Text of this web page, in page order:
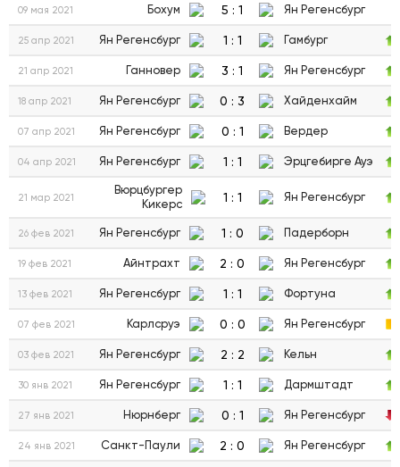
09 мая 2021 Бохум 5 : 1 Ян Регенсбург
25 апр 2021 Ян Регенсбург 1 : 1 Гамбург
21 апр 2021 Ганновер 3 : 1 Ян Регенсбург
18 апр 2021 Ян Регенсбург 0 : 3 Хайденхайм
07 апр 2021 Ян Регенсбург 0 : 1 Вердер
04 апр 2021 Ян Регенсбург 1 : 1 Эрцгебирге Ауэ
21 мар 2021
Вюрцбургер
Кикерс
1 : 1 Ян Регенсбург
26 фев 2021 Ян Регенсбург 1 : 0 Падерборн
19 фев 2021 Айнтрахт 2 : 0 Ян Регенсбург
13 фев 2021 Ян Регенсбург 1 : 1 Фортуна
07 фев 2021 Карлсруэ 0 : 0 Ян Регенсбург
03 фев 2021 Ян Регенсбург 2 : 2 Кельн
30 янв 2021 Ян Регенсбург 1 : 1 Дармштадт
27 янв 2021 Нюрнберг 0 : 1 Ян Регенсбург
24 янв 2021 Санкт-Паули 2 : 0 Ян Регенсбург